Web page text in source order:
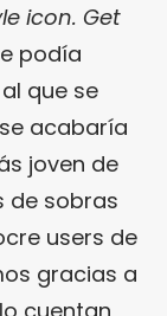
icon. Get
podía
que se
acabaría
joven de
de sobras
users de
gracias a